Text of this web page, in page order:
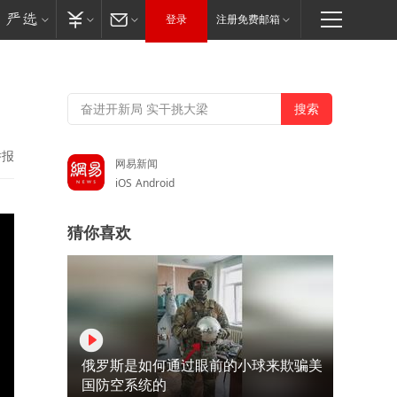
登录 注册免费邮箱
网易新闻
iOS Android
猜你喜欢
俄罗斯是如何通过眼前的小球来欺骗美
国防空系统的